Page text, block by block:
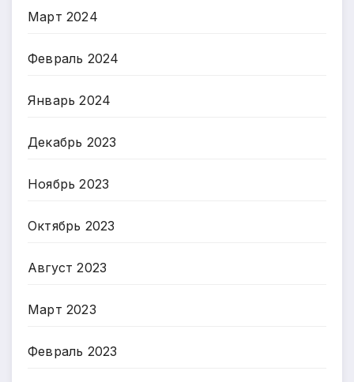
Март 2024
Февраль 2024
Январь 2024
Декабрь 2023
Ноябрь 2023
Октябрь 2023
Август 2023
Март 2023
Февраль 2023